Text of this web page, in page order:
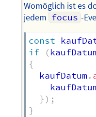
Womöglich ist es
jedem focus -
const
if
(
{
  kaufDatum
.
}) ;
}